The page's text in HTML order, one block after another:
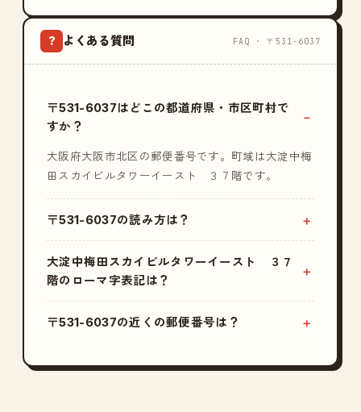
? よくある質問 FAQ · 〒531-6037
〒531-6037はどこの都道府県・市区町村で
すか？
大阪府大阪市北区の郵便番号です。町域は大淀中梅
田スカイビルタワーイースト ３７階です。
〒531-6037の読み方は？
大淀中梅田スカイビルタワーイースト ３７
階のローマ字表記は？
〒531-6037の近くの郵便番号は？